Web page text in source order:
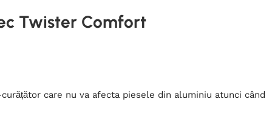
Twister Comfort
care nu va afecta piesele din aluminiu atunci când